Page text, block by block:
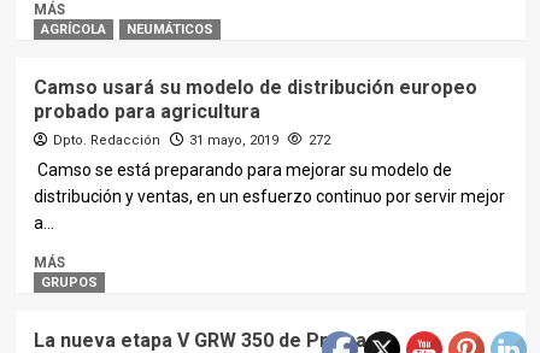
MÁS
AGRÍCOLA NEUMÁTICOS
Camso usará su modelo de distribución europeo
probado para agricultura
Dpto. Redacción 31 mayo, 2019 272
Camso se está preparando para mejorar su modelo de
distribución y ventas, en un esfuerzo continuo por servir mejor
a...
MÁS
GRUPOS
La nueva etapa V GRW 350 de Pramac